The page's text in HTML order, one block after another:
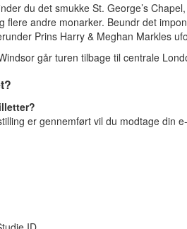
du det smukke St. George’s
flere andre monarker. Beundr det
Prins Harry & Meghan Markles
går turen tilbage til centrale
er gennemført vil du modtage din